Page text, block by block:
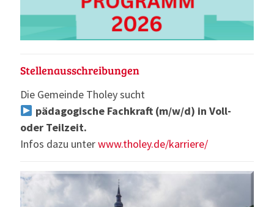
Stellenausschreibungen
Die Gemeinde Tholey sucht
pädagogische Fachkraft (m/w/d) in Voll-
oder Teilzeit.
Infos dazu unterwww.tholey.de/karriere/